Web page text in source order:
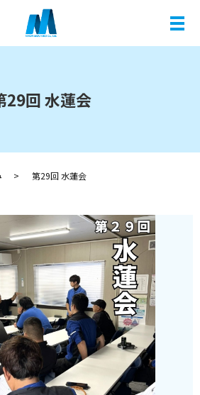
メ
29回 水蓮会
第29回 水蓮会